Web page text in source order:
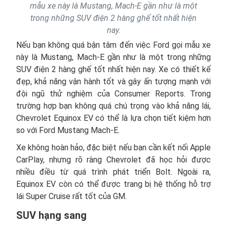
mẫu xe này là Mustang, Mach-E gần như là một
trong những SUV điện 2 hàng ghế tốt nhất hiện
nay.
Nếu bạn không quá bận tâm đến việc Ford gọi mẫu xe
này là Mustang, Mach-E gần như là một trong những
SUV điện 2 hàng ghế tốt nhất hiện nay. Xe có thiết kế
đẹp, khả năng vận hành tốt và gây ấn tượng mạnh với
đội ngũ thử nghiệm của Consumer Reports. Trong
trường hợp bạn không quá chú trọng vào khả năng lái,
Chevrolet Equinox EV có thể là lựa chọn tiết kiệm hơn
so với Ford Mustang Mach-E.
Xe không hoàn hảo, đặc biệt nếu bạn cần kết nối Apple
CarPlay, nhưng rõ ràng Chevrolet đã học hỏi được
nhiều điều từ quá trình phát triển Bolt. Ngoài ra,
Equinox EV còn có thể được trang bị hệ thống hỗ trợ
lái Super Cruise rất tốt của GM.
SUV hạng sang